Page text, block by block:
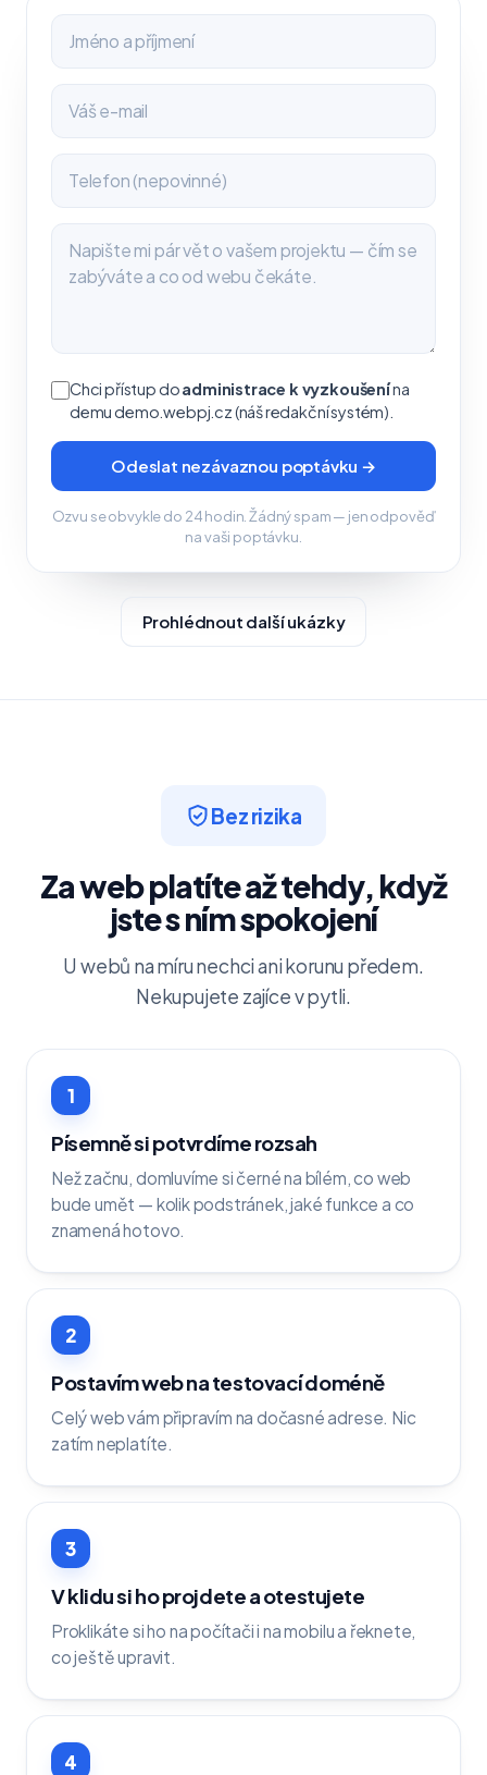
Chci přístup doadministrace k vyzkoušenína
demu demo.webpj.cz (náš redakční systém).
Odeslat nezávaznou poptávku →
Ozvu se obvykle do 24 hodin. Žádný spam — jen odpověď
na vaši poptávku.
Prohlédnout další ukázky
Bez rizika
Za web platíte až tehdy, když
jste s ním spokojení
U webů na míru nechci ani korunu předem.
Nekupujete zajíce v pytli.
1
Písemně si potvrdíme rozsah
Než začnu, domluvíme si černé na bílém, co web
bude umět — kolik podstránek, jaké funkce a co
znamená hotovo.
2
Postavím web na testovací doméně
Celý web vám připravím na dočasné adrese. Nic
zatím neplatíte.
3
V klidu si ho projdete a otestujete
Proklikáte si ho na počítači i na mobilu a řeknete,
co ještě upravit.
4